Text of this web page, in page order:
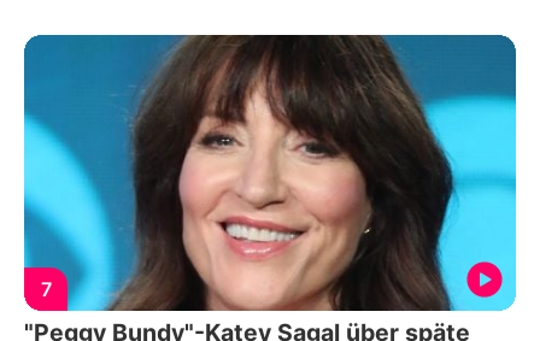
7
"Peggy Bundy"-Katey Sagal über späte